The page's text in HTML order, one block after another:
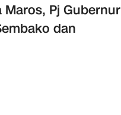
Pj Gubernur
dan